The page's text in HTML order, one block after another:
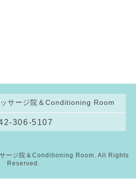
サージ院＆Conditioning Room
306-5107
ージ院＆Conditioning Room . All Rights
Reserved.